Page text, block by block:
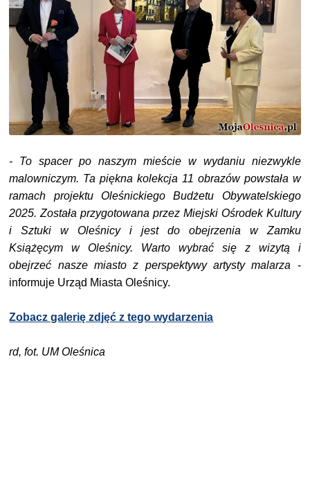
- To spacer po naszym mieście w wydaniu niezwykle
malowniczym. Ta piękna kolekcja 11 obrazów powstała w
ramach projektu Oleśnickiego Budżetu Obywatelskiego
2025. Została przygotowana przez Miejski Ośrodek Kultury
i Sztuki w Oleśnicy i jest do obejrzenia w Zamku
Książęcym w Oleśnicy. Warto wybrać się z wizytą i
obejrzeć nasze miasto z perspektywy artysty malarza -
informuje Urząd Miasta Oleśnicy.
Zobacz galerię zdjęć z tego wydarzenia
rd, fot. UM Oleśnica